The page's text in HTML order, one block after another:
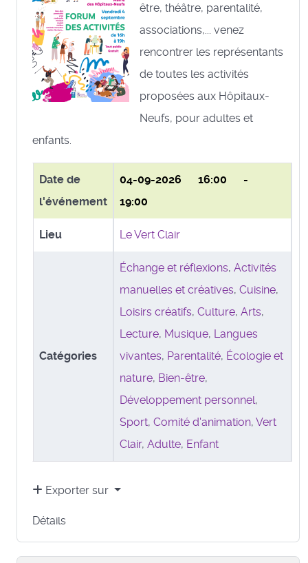
être, théâtre, parentalité,
associations,... venez
rencontrer les représentants
de toutes les activités
proposées aux Hôpitaux-
Neufs, pour adultes et
enfants.
Date de
l'événement
04-09-2026 16:00 -
19:00
Lieu Le Vert Clair
Catégories
Échange et réflexions, Activités
manuelles et créatives, Cuisine,
Loisirs créatifs, Culture, Arts,
Lecture, Musique, Langues
vivantes, Parentalité, Écologie et
nature, Bien-être,
Développement personnel,
Sport, Comité d'animation, Vert
Clair, Adulte, Enfant
Exporter sur
Détails